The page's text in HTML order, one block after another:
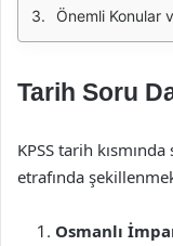
Önemli Konular
Tarih Soru
KPSS tarih
etrafında
Osmanlı